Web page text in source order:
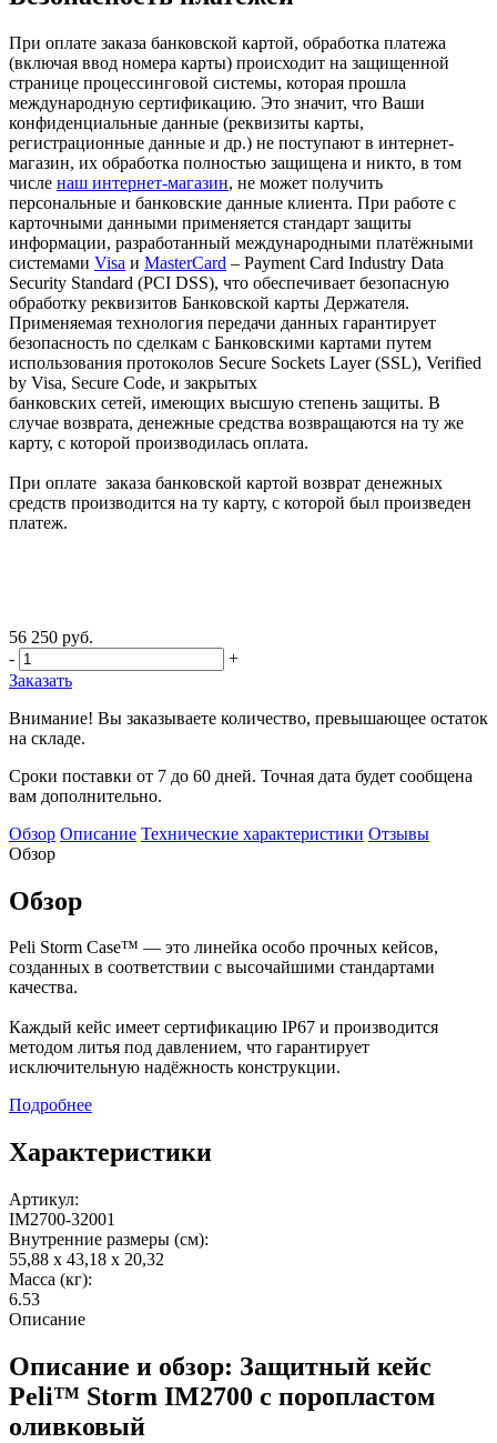
При оплате заказа банковской картой, обработка платежа
(включая ввод номера карты) происходит на защищенной
странице процессинговой системы, которая прошла
международную сертификацию. Это значит, что Ваши
конфиденциальные данные (реквизиты карты,
регистрационные данные и др.) не поступают в интернет-
магазин, их обработка полностью защищена и никто, в том
числе наш интернет-магазин, не может получить
персональные и банковские данные клиента. При работе с
карточными данными применяется стандарт защиты
информации, разработанный международными платёжными
системами Visa и MasterCard – Payment Card Industry Data
Security Standard (PCI DSS), что обеспечивает безопасную
обработку реквизитов Банковской карты Держателя.
Применяемая технология передачи данных гарантирует
безопасность по сделкам с Банковскими картами путем
использования протоколов Secure Sockets Layer (SSL), Verified
by Visa, Secure Code, и закрытых
банковских сетей, имеющих высшую степень защиты. В
случае возврата, денежные средства возвращаются на ту же
карту, с которой производилась оплата.
При оплате заказа банковской картой возврат денежных
средств производится на ту карту, с которой был произведен
платеж.
56 250 руб.
-
+
Заказать
Внимание! Вы заказываете количество, превышающее остаток
на складе.
Сроки поставки от 7 до 60 дней. Точная дата будет сообщена
вам дополнительно.
Обзор Описание Технические характеристики Отзывы
Обзор
Обзор
Peli Storm Case™ — это линейка особо прочных кейсов,
созданных в соответствии с высочайшими стандартами
качества.
Каждый кейс имеет сертификацию IP67 и производится
методом литья под давлением, что гарантирует
исключительную надёжность конструкции.
Подробнее
Характеристики
Артикул:
IM2700-32001
Внутренние размеры (см):
55,88 x 43,18 x 20,32
Масса (кг):
6.53
Описание
Описание и обзор: Защитный кейс
Peli™ Storm IM2700 с поропластом
оливковый